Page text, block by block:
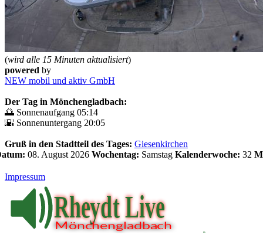
(wird alle 15 Minuten aktualisiert)
powered by
NEW mobil und aktiv GmbH
Der Tag in Mönchengladbach:
🌅 Sonnenaufgang 05:14
🌇 Sonnenuntergang 20:05
Gruß in den Stadtteil des Tages: Giesenkirchen
08. August 2026 Wochentag: Samstag Kalenderwoche: 32
Impressum